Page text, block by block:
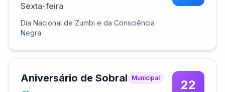
Sexta-feira
Dia Nacional de Zumbi e da Consciência
Negra
Aniversário de Sobral Municipal 22